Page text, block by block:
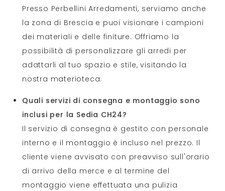
Presso Perbellini Arredamenti, serviamo anche
la zona di Brescia e puoi visionare i campioni
dei materiali e delle finiture. Offriamo la
possibilità di personalizzare gli arredi per
adattarli al tuo spazio e stile, visitando la
nostra materioteca.
Quali servizi di consegna e montaggio sono
inclusi per la Sedia CH24?
Il servizio di consegna è gestito con personale
interno e il montaggio è incluso nel prezzo. Il
cliente viene avvisato con preavviso sull'orario
di arrivo della merce e al termine del
montaggio viene effettuata una pulizia